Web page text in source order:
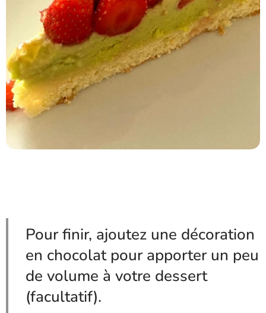
Pour finir, ajoutez une décoration
en chocolat pour apporter un peu
de volume à votre dessert
(facultatif).